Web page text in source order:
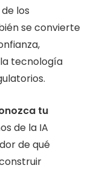
los
se convierte
tecnología
tu
de la IA
de qué